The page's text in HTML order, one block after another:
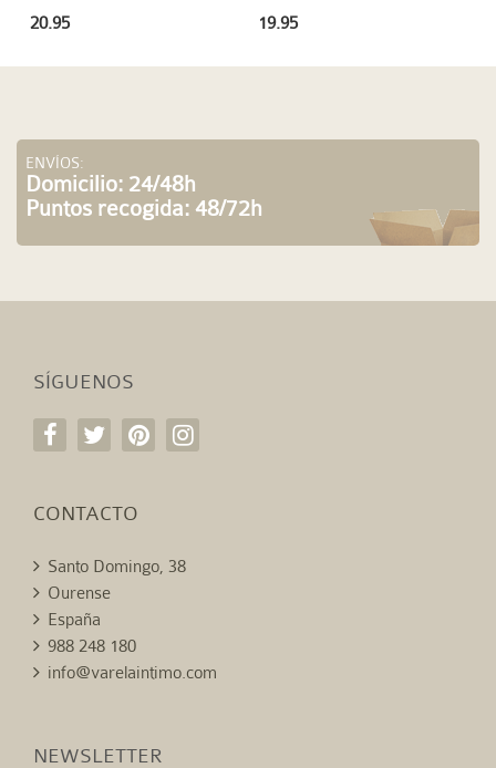
19.95
20.95
ENVÍOS:
Domicilio: 24/48h
Puntos recogida: 48/72h
SÍGUENOS
CONTACTO
Santo Domingo, 38
Ourense
España
988 248 180
info@varelaintimo.com
NEWSLETTER